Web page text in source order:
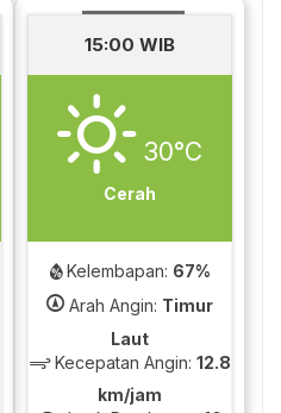
15:00 WIB
30°C
Cerah
Kelembapan: 67%
Arah Angin: Timur
Laut
Kecepatan Angin: 12.8
km/jam